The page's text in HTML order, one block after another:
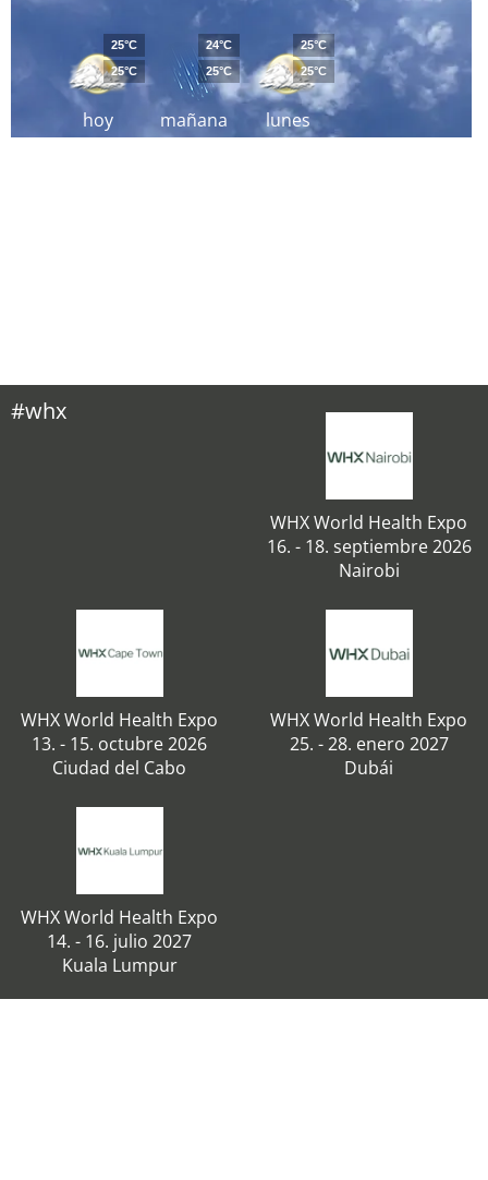
hoy
25°C
25°C
mañana
24°C
25°C
lunes
25°C
25°C
#whx
WHX World Health Expo
16. - 18. septiembre 2026
Nairobi
WHX World Health Expo
13. - 15. octubre 2026
Ciudad del Cabo
WHX World Health Expo
25. - 28. enero 2027
Dubái
WHX World Health Expo
14. - 16. julio 2027
Kuala Lumpur